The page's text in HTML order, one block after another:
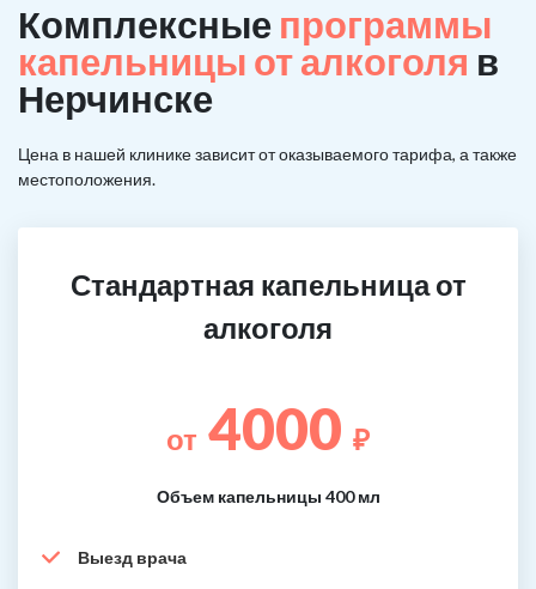
Комплексные программы
капельницы от алкоголя в
Нерчинске
Цена в нашей клинике зависит от оказываемого тарифа, а также
местоположения.
Стандартная капельница от
алкоголя
от 4000 ₽
Объем капельницы 400 мл
Выезд врача